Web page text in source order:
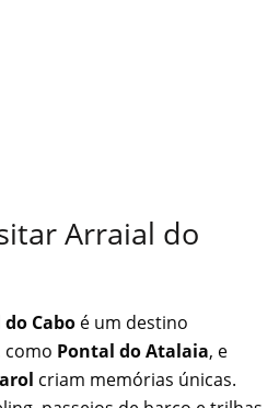
Arraial do
Cabo é um destino
como Pontal do Atalaia, e
criam memórias únicas.